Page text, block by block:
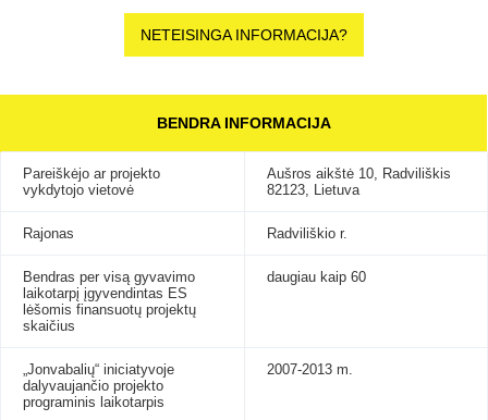
NETEISINGA INFORMACIJA?
BENDRA INFORMACIJA
Pareiškėjo ar projekto
vykdytojo vietovė
Aušros aikštė 10, Radviliškis
82123, Lietuva
Rajonas Radviliškio r.
Bendras per visą gyvavimo
laikotarpį įgyvendintas ES
lėšomis finansuotų projektų
skaičius
daugiau kaip 60
„Jonvabalių“ iniciatyvoje
dalyvaujančio projekto
programinis laikotarpis
2007-2013 m.